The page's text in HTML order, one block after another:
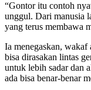
“Gontor itu contoh
unggul. Dari manusia
yang terus membawa
Ia menegaskan, wakaf
bisa dirasakan lintas
untuk lebih sadar dan
ada bisa benar-benar